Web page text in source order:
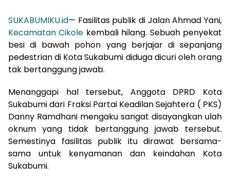
SUKABUMIKU.id— Fasilitas publik di Jalan Ahmad Yani,
Kecamatan Cikole kembali hilang. Sebuah penyekat
besi di bawah pohon yang berjajar di sepanjang
pedestrian di Kota Sukabumi diduga dicuri oleh orang
tak bertanggung jawab.
Menanggapi hal tersebut, Anggota DPRD Kota
Sukabumi dari Fraksi Partai Keadilan Sejahtera ( PKS)
Danny Ramdhani mengaku sangat disayangkan ulah
oknum yang tidak bertanggung jawab tersebut.
Semestinya fasilitas publik itu dirawat bersama-
sama untuk kenyamanan dan keindahan Kota
Sukabumi.